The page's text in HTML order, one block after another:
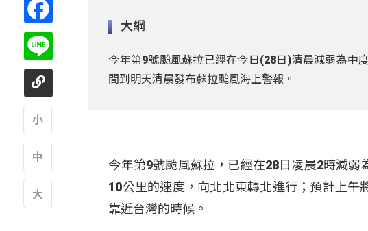
大綱
今年第9號颱風蘇拉已經在今日(28日)清晨減弱為中
間到明天清晨發布蘇拉颱風海上警報。
今年第9號颱風蘇拉，已經在28日凌晨2時減
10公里的速度，向北北東轉北進行；預計上
靠近台灣的時候。